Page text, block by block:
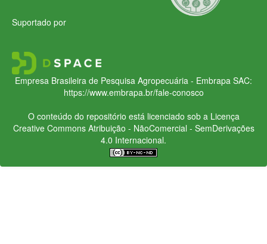
Suportado por
Empresa Brasileira de Pesquisa Agropecuária - Embrapa SAC:
https://www.embrapa.br/fale-conosco
O conteúdo do repositório está licenciado sob a Licença
Creative CommonsAtribuição - NãoComercial - SemDerivações
4.0 Internacional.